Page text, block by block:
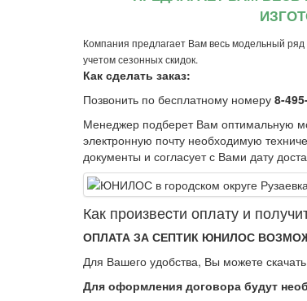
Компания предлагает Вам весь модельный
учетом сезонных скидок.
Как сделать заказ:
Позвонить по бесплатному номеру 8-
Менеджер подберет Вам оптимальную
электронную почту необходимую
документы и согласует с Вами дату
Как произвеcти оплату и
ОПЛАТА ЗА СЕПТИК ЮНИЛОС
Для Вашего удобства, Вы можете
Для оформления договора будут